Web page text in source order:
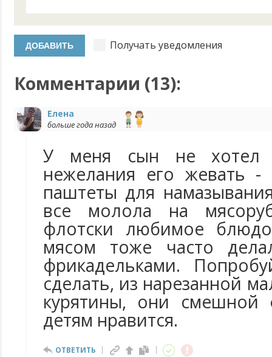
Получать уведомления
Комментарии (13):
Елена
больше года назад
У меня сын не хотел
нежелания его жевать
паштеты для
все молола на
флотски любимое
мясом тоже часто
фрикадельками.
сделать, из нарезанной
курятины, они смешной
детям нравится.
ОТВЕТИТЬ